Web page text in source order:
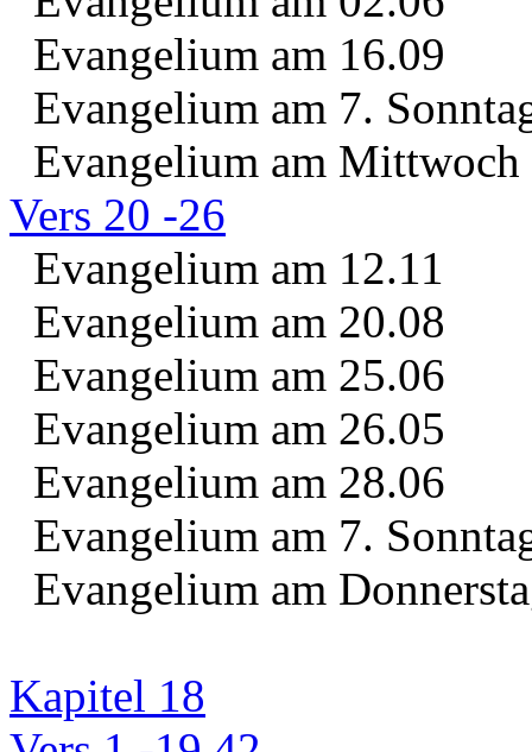
Evangelium am 16.09
Evangelium am 7.
Evangelium am Mittwoch
Vers 20 -26
Evangelium am 12.11
Evangelium am 20.08
Evangelium am 25.06
Evangelium am 26.05
Evangelium am 28.06
Evangelium am 7.
Evangelium am
Kapitel 18